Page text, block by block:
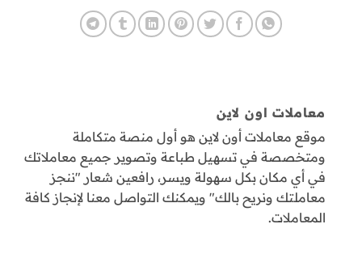
معاملات اون لاين
موقع معاملات أون لاين هو أول منصة متكاملة
ومتخصصة في تسهيل طباعة وتصوير جميع معاملاتك
في أي مكان بكل سهولة ويسر، رافعين شعار "ننجز
معاملتك ونريح بالك" ويمكنك التواصل معنا لإنجاز كافة
المعاملات.